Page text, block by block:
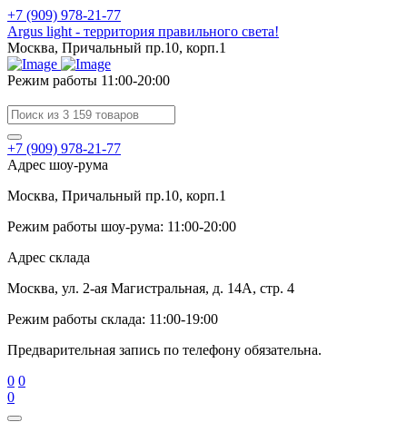
+7 (909) 978-21-77
Argus light - территория правильного света!
Москва, Причальный пр.10, корп.1
Режим работы 11:00-20:00
+7 (909) 978-21-77
Адрес шоу-рума
Москва, Причальный пр.10, корп.1
Режим работы шоу-рума: 11:00-20:00
Адрес склада
Москва, ул. 2-ая Магистральная, д. 14А, стр. 4
Режим работы склада: 11:00-19:00
Предварительная запись по телефону обязательна.
0 0
0